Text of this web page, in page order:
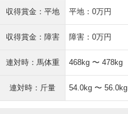
収得賞金：平地 平地：0万円
収得賞金：障害 障害：0万円
連対時：馬体重 468kg 〜 478kg
連対時：斤量 54.0kg 〜 56.0kg